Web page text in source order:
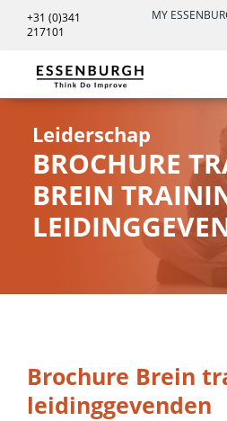
naar
inhoud
+31 (0)341
217101
MY
Leiderschap
Trainingen
Transformatiespel
Contact
Leiderschap
BROCHURE
BREIN
Brochure Brein
leidinggevenden